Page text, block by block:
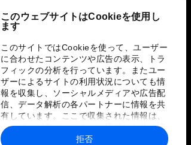
このウェブサイトはCookieを使用し
ます
このサイトではCookieを使って、ユーザー
に合わせたコンテンツや広告の表示、トラ
フィックの分析を行っています。またユー
ザーによるサイトの利用状況についても情
報を収集し、ソーシャルメディアや広告配
信、データ解析の各パートナーに情報を共
有しています。ここで収集された情報は、
ユーザーが各パートナーに提供した他の情
報や各パートナーのサービスを使用した際
拒否